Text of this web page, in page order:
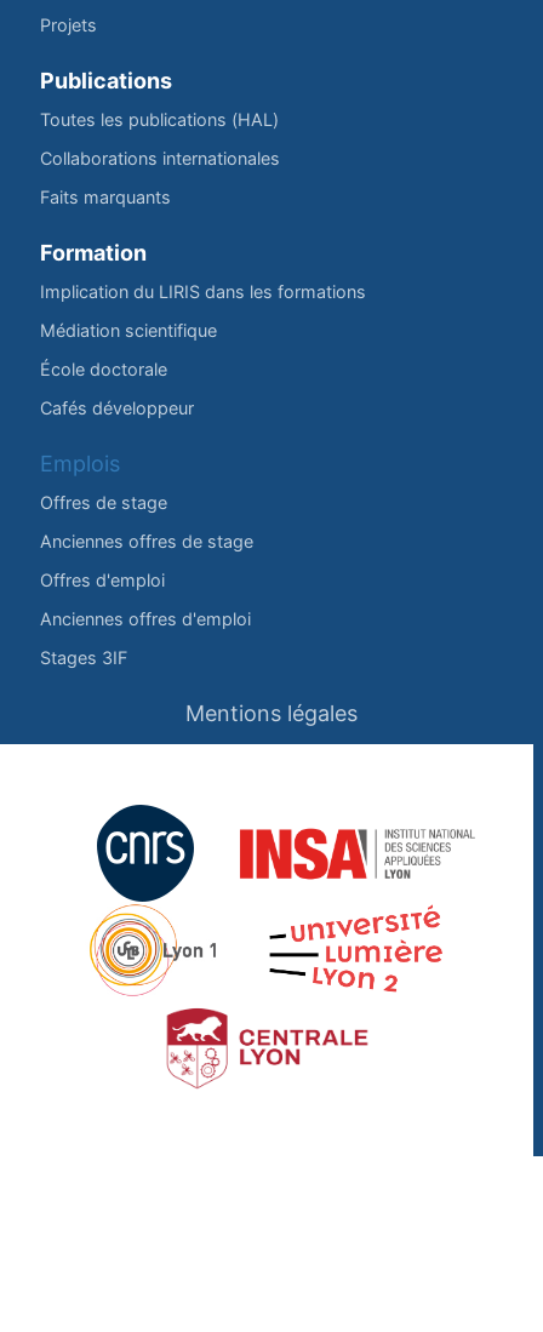
Projets
Publications
Toutes les publications (HAL)
Collaborations internationales
Faits marquants
Formation
Implication du LIRIS dans les formations
Médiation scientifique
École doctorale
Cafés développeur
Emplois
Offres de stage
Anciennes offres de stage
Offres d'emploi
Anciennes offres d'emploi
Stages 3IF
Mentions légales